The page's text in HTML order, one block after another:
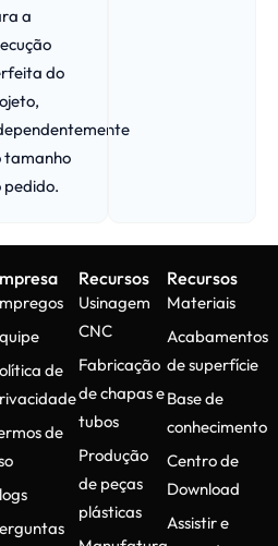
a
do
tamanho
pedido.
de
de
Recursos
Usinagem
CNC
Fabricação
de chapas e
tubos
Produção
de peças
plásticas
Recursos
Materiais
Acabamentos
de superfície
Base de
conhecimento
Centro de
Download
Assistir e